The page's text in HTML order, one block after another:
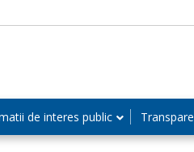
de interes public